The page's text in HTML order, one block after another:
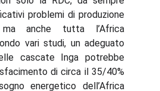
problemi di produzione
anche tutta l’Africa
vari studi, un adeguato
cascate Inga potrebbe
di circa il 35/40%
energetico dell’Africa